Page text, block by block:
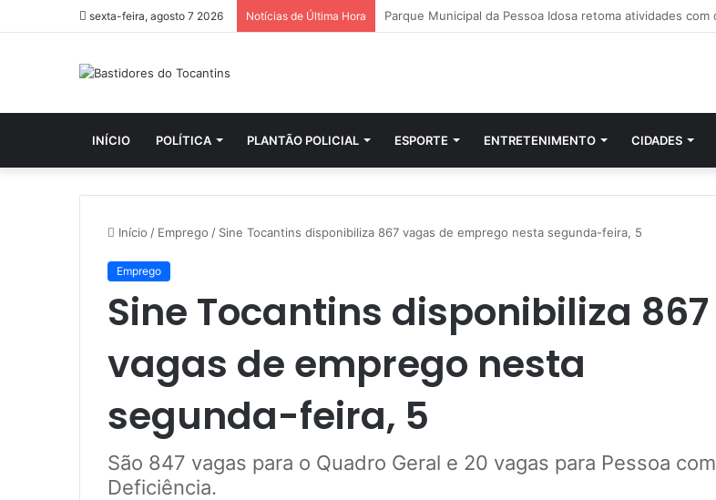
sexta-feira, agosto 7 2026 Notícias de Última Hora
INÍCIO POLÍTICA PLANTÃO POLICIAL ESPORTE ENTRETENIMENTO CIDADES
Início / Emprego / Sine Tocantins disponibiliza 867 vagas de emprego nesta segunda-feira, 5
Emprego
Sine Tocantins disponibiliza 867
vagas de emprego nesta
segunda-feira, 5
São 847 vagas para o Quadro Geral e 20 vagas para Pessoa com
Deficiência.